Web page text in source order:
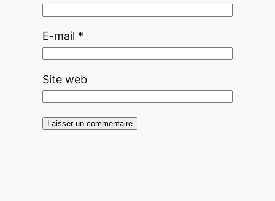
E-mail *
Site web